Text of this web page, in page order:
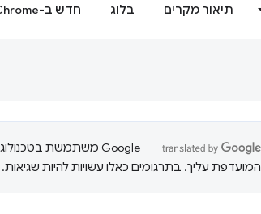
תיאור מקרים בלוג חדש ב-Chrome
המועדפת עליך. בתרגומים כאלו עשויות להיות שגיאות.